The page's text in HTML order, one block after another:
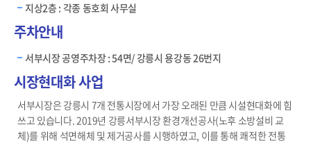
지상2층 : 각종 동호회 사무실
주차안내
서부시장 공영주차장 : 54면/ 강릉시 용강동 26번지
시장현대화 사업
서부시장은 강릉시 7개 전통시장에서 가장 오래된 만큼 시설현대화에 힘
쓰고 있습니다. 2019년 강릉서부시장 환경개선공사(노후 소방설비 교
체)를 위해 석면해체 및 제거공사를 시행하였고, 이를 통해 쾌적한 전통